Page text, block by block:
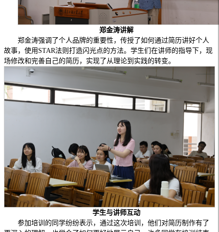
郑金涛讲解
郑金涛强调了个人品牌的重要性，传授了如何通过简历讲好个人
故事，使用STAR法则打造闪光点的方法。学生们在讲师的指导下，现
场修改和完善自己的简历，实现了从理论到实践的转变。
学生与讲师互动
参加培训的同学纷纷表示，通过这次培训，他们对简历制作有了